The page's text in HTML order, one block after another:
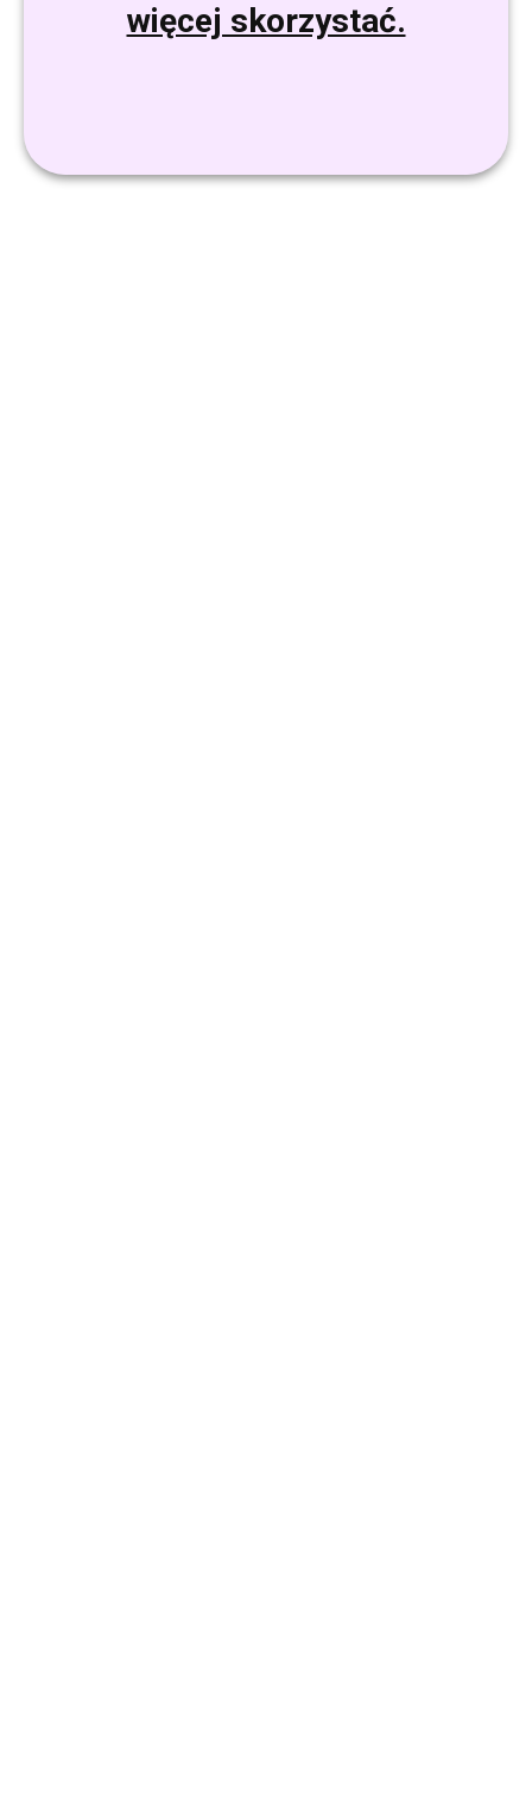
więcej skorzystać.